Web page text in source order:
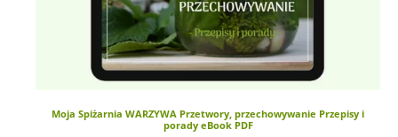
Moja Spiżarnia WARZYWA Przetwory, przechowywanie Przepisy i
porady eBook PDF